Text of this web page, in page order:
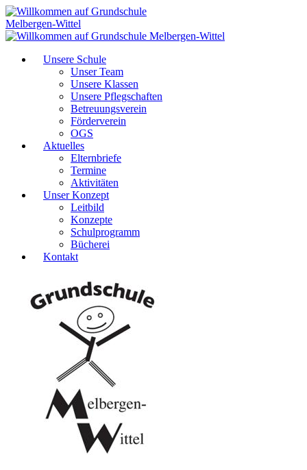
Unsere Schule
Unser Team
Unsere Klassen
Unsere Pflegschaften
Betreuungsverein
Förderverein
OGS
Aktuelles
Elternbriefe
Termine
Aktivitäten
Unser Konzept
Leitbild
Konzepte
Schulprogramm
Bücherei
Kontakt